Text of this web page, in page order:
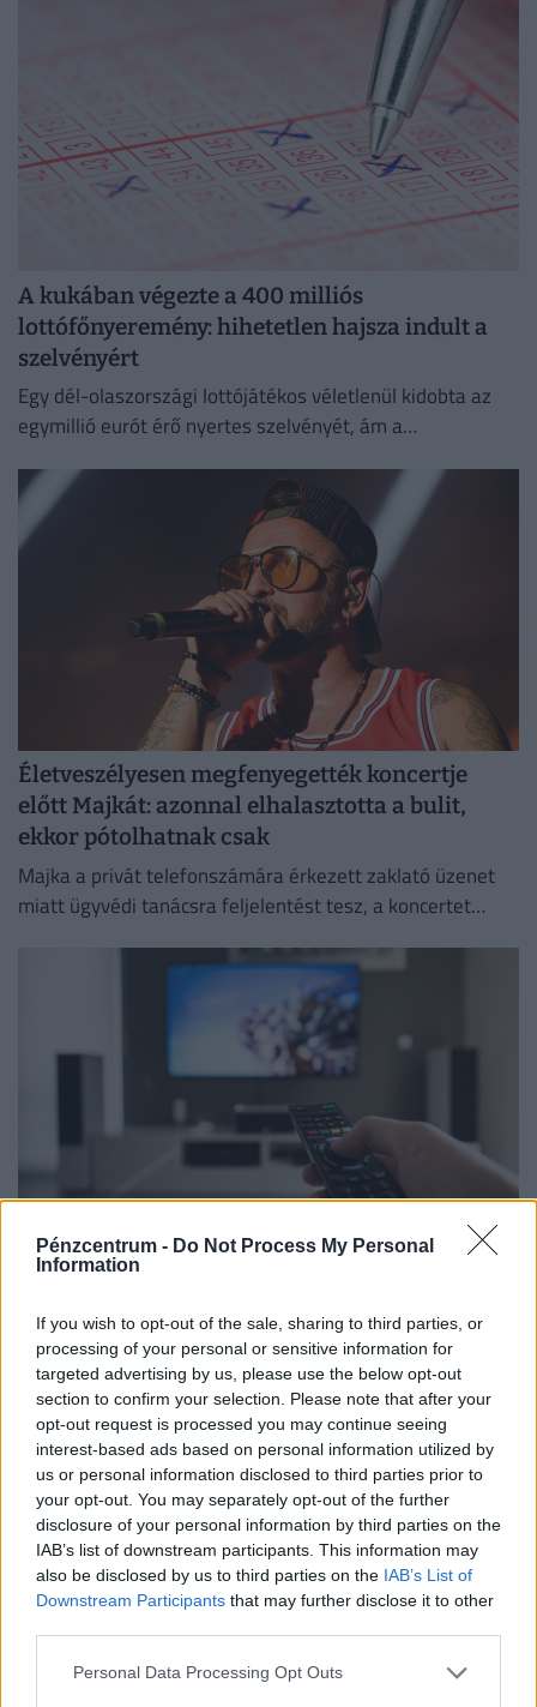
Pénzcentrum - Do Not Process My Personal
Information
If you wish to opt-out of the sale, sharing to third parties, or
processing of your personal or sensitive information for
targeted advertising by us, please use the below opt-out
section to confirm your selection. Please note that after your
opt-out request is processed you may continue seeing
interest-based ads based on personal information utilized by
us or personal information disclosed to third parties prior to
your opt-out. You may separately opt-out of the further
disclosure of your personal information by third parties on the
IAB’s list of downstream participants. This information may
also be disclosed by us to third parties on the IAB’s List of
Downstream Participants that may further disclose it to other
Personal Data Processing Opt Outs
A kukában végezte a 400 milliós
lottófőnyeremény: hihetetlen hajsza indult a
szelvényért
Egy dél-olaszországi lottójátékos véletlenül kidobta az
egymillió eurót érő nyertes szelvényét, ám a
hulladékhegyben.
Életveszélyesen megfenyegették koncertje
előtt Majkát: azonnal elhalasztotta a bulit,
ekkor pótolhatnak csak
Majka a privát telefonszámára érkezett zaklató üzenet
miatt ügyvédi tanácsra feljelentést tesz, a koncertet
Újabb tévécsatorna szűnik meg
műsora
Pénzügyi okok miatt hamarosan befejezi sugárzását az
országos elérésű Jazz TV.